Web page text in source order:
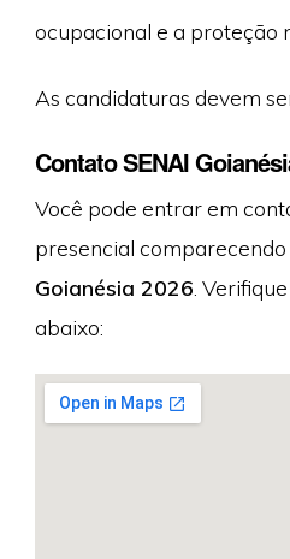
ocupacional e a proteção
As candidaturas devem
Contato SENAI
Você pode entrar em
presencial comparecendo
Goianésia 2026 .
abaixo: